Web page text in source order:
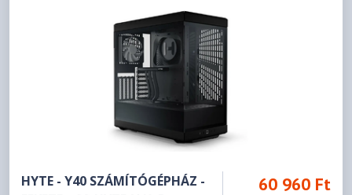
HYTE - Y40 SZÁMÍTÓGÉPHÁZ -
60 960 Ft